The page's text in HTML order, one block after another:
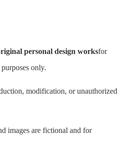
personal design worksfor
only.
modification, or unauthorized
images are fictional and for